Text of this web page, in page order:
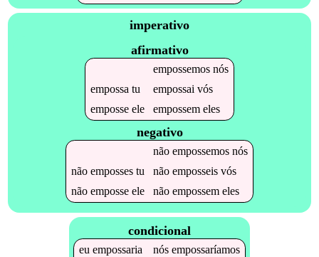
imperativo
afirmativo
empossemosnós
empossa tu empossai vós
emposseele empossemeles
negativo
não empossemosnós
não empossestu não emposseisvós
não emposseele não empossemeles
condicional
eu empossaria nós empossaríamos